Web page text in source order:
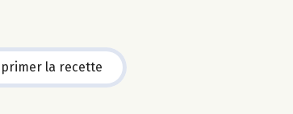
la recette